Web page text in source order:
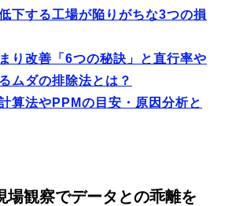
下する工場が陥りがちな3つの損
り改善「6つの秘訣」と直行率や
ムダの排除法とは？
算法やPPMの目安・原因分析と
場観察でデータとの乖離を